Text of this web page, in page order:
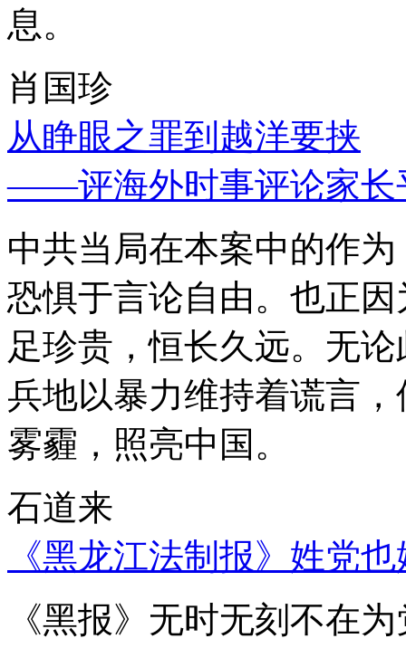
息。
肖国珍
从睁眼之罪到越洋要挟
——评海外时事评论家长
中共当局在本案中的作
恐惧于言论自由。也正
足珍贵，恒长久远。无
兵地以暴力维持着谎言
雾霾，照亮中国。
石道来
《黑龙江法制报》姓党
《黑报》无时无刻不在